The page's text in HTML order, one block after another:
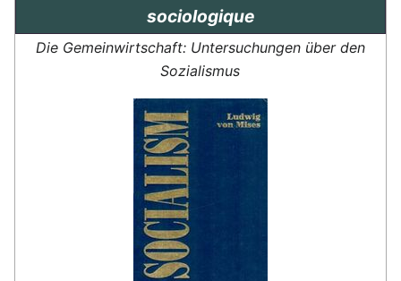
sociologique
Die Gemeinwirtschaft: Untersuchungen über den
Sozialismus